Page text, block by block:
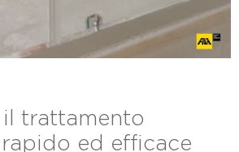
il trattamento
ed efficace